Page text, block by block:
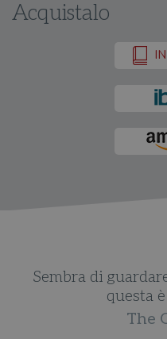
Acquistalo
Sembra di
questa
The